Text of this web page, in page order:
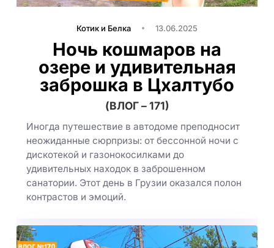
Котик и Белка 13.06.2025
Ночь кошмаров на
озере и удивительная
заброшка в Цхалтубо
(ВЛОГ – 171)
Иногда путешествие в автодоме преподносит
неожиданные сюрпризы: от бессонной ночи с
дискотекой и газонокосилками до
удивительных находок в заброшенном
санатории. Этот день в Грузии оказался полон
контрастов и эмоций.